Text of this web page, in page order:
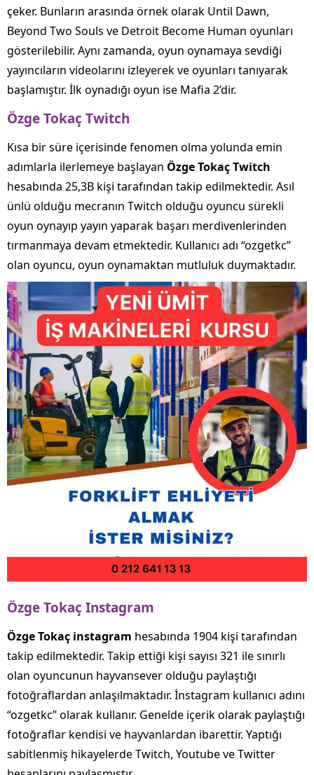
çeker. Bunların arasında örnek olarak Until Dawn,
Beyond Two Souls ve Detroit Become Human oyunları
gösterilebilir. Aynı zamanda, oyun oynamaya sevdiği
yayıncıların videolarını izleyerek ve oyunları tanıyarak
başlamıştır. İlk oynadığı oyun ise Mafia 2’dir.
Özge Tokaç Twitch
Kısa bir süre içerisinde fenomen olma yolunda emin
adımlarla ilerlemeye başlayan Özge Tokaç Twitch
hesabında 25,3B kişi tarafından takip edilmektedir. Asıl
ünlü olduğu mecranın Twitch olduğu oyuncu sürekli
oyun oynayıp yayın yaparak başarı merdivenlerinden
tırmanmaya devam etmektedir. Kullanıcı adı “ozgetkc”
olan oyuncu, oyun oynamaktan mutluluk duymaktadır.
Özge Tokaç Instagram
Özge Tokaç instagram hesabında 1904 kişi tarafından
takip edilmektedir. Takip ettiği kişi sayısı 321 ile sınırlı
olan oyuncunun hayvansever olduğu paylaştığı
fotoğraflardan anlaşılmaktadır. İnstagram kullanıcı adını
“ozgetkc” olarak kullanır. Genelde içerik olarak paylaştığı
fotoğraflar kendisi ve hayvanlardan ibarettir. Yaptığı
sabitlenmiş hikayelerde Twitch, Youtube ve Twitter